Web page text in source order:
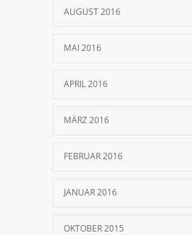
AUGUST 2016
MAI 2016
APRIL 2016
MÄRZ 2016
FEBRUAR 2016
JANUAR 2016
OKTOBER 2015